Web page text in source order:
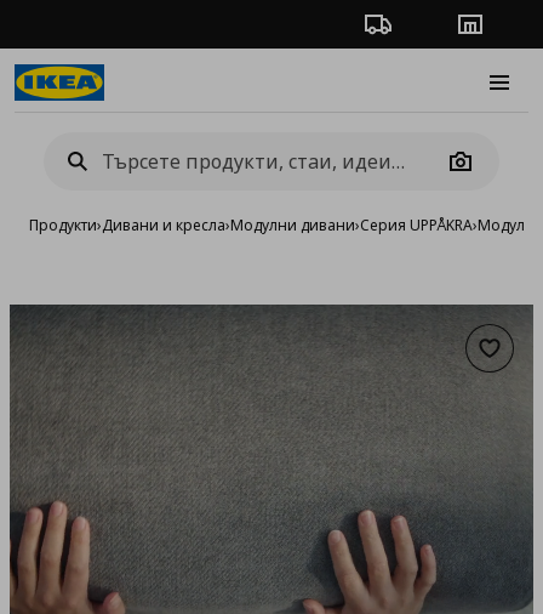
Проследяване на
Camera
Продукти›Дивани и кресла›Модулни дивани›Серия UPPÅKRA›Модули